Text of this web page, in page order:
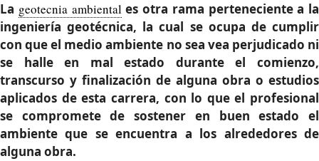
La geotecnia ambientales otra rama perteneciente a la
ingeniería geotécnica, la cual se ocupa de cumplir
con que el medio ambiente no sea vea perjudicado ni
se halle en mal estado durante el comienzo,
transcurso y finalización de alguna obra o estudios
aplicados de esta carrera, con lo que el profesional
se compromete de sostener en buen estado el
ambiente que se encuentra a los alrededores de
alguna obra.